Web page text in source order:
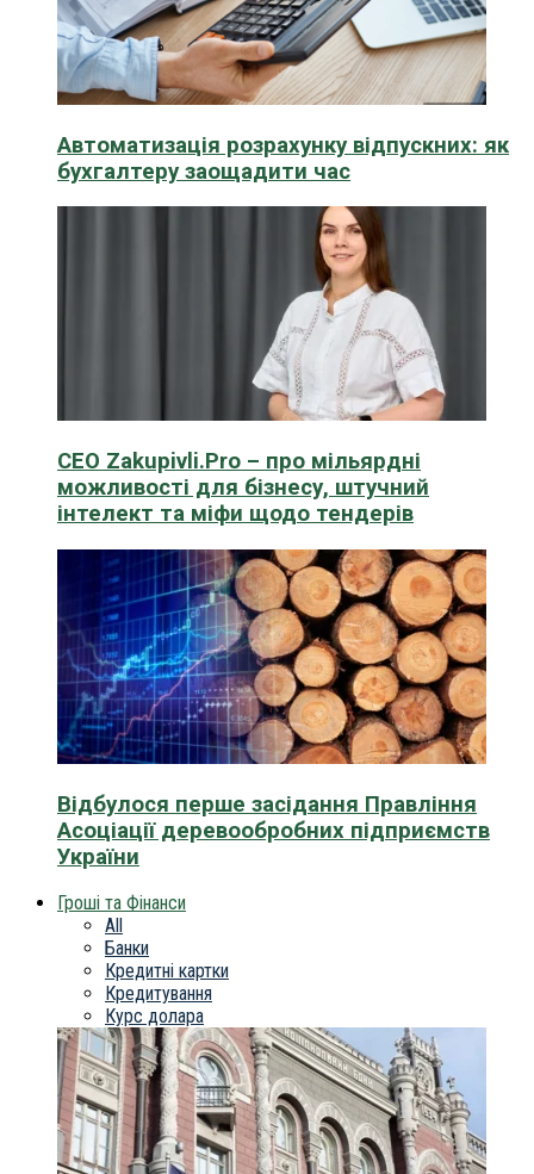
Автоматизація розрахунку відпускних: як
бухгалтеру заощадити час
CEO Zakupivli.Pro – про мільярдні
можливості для бізнесу, штучний
інтелект та міфи щодо тендерів
Відбулося перше засідання Правління
Асоціації деревообробних підприємств
України
Гроші та Фінанси
All
Банки
Кредитні картки
Кредитування
Курс долара